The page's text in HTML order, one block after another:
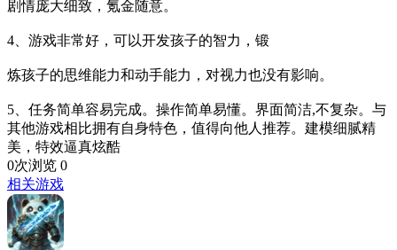
剧情庞大细致，氪金随意。
4、游戏非常好，可以开发孩子的智力，锻
炼孩子的思维能力和动手能力，对视力也没有影响。
5、任务简单容易完成。操作简单易懂。界面简洁,不复杂。与
其他游戏相比拥有自身特色，值得向他人推荐。建模细腻精
美，特效逼真炫酷
0次浏览 0
相关游戏